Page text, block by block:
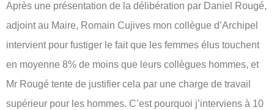
Après une présentation de la délibération par Daniel Rougé,
adjoint au Maire, Romain Cujives mon collègue d’Archipel
intervient pour fustiger le fait que les femmes élus touchent
en moyenne 8% de moins que leurs collègues hommes, et
Mr Rougé tente de justifier cela par une charge de travail
supérieur pour les hommes. C’est pourquoi j’interviens à 10